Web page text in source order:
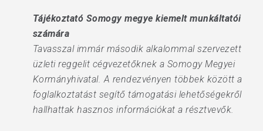
Tájékoztató Somogy megye kiemelt munkáltatói
számára
Tavasszal immár második alkalommal szervezett
üzleti reggelit cégvezetőknek a Somogy Megyei
Kormányhivatal. A rendezvényen többek között a
foglalkoztatást segítő támogatási lehetőségekről
hallhattak hasznos információkat a résztvevők.